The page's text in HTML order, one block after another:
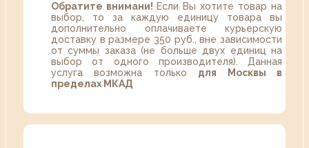
Обратите внимани! Если Вы хотите товар на
выбор, то за каждую единицу товара вы
дополнительно оплачиваете курьерскую
доставку в размере 350 руб., вне зависимости
от суммы заказа (не больше двух единиц на
выбор от одного производителя). Данная
услуга возможна только для Москвы в
пределах МКАД